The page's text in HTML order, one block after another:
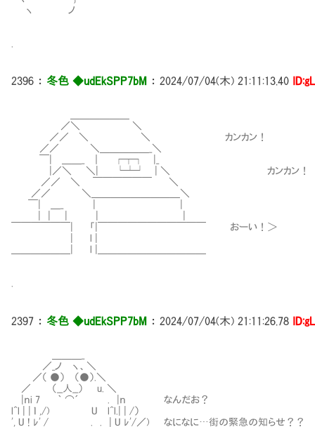
ヽ ノ
2396 ： 冬色 ◆udEkSPP7bM ： 2024/07/04(木) 21:11:13.40
／＼ ＼
／／ ＼ ＼ カンカン！
／／ ＼＿＿＿＿＿_＼
￣| ＿＿_ ｜ ┌┬┐ |_
|／＼ ＼| └┴┘ | ＼ カンカン！
／／ ＼ ￣￣￣￣￣￣ ＼
／／ ＼＿＿＿＿＿＿＿＿＿＼
￣￣￣￣￣￣| 「|￣￣￣￣￣￣￣￣￣￣￣ おーい！＞
2397 ： 冬色 ◆udEkSPP7bM ： 2024/07/04(木) 21:11:26.78
／_ノ ヽ、＼
／（ ●） （●）.＼
／ （__人__） u. ＼
|ｎi 7 ｀ ⌒´ . |ｎ なんだお？
l^l | | ｌ ,/) U l^l.| | /）
', U ! ﾚ' / . . | U ﾚ'/／) なになに…街の緊急の知らせ？？